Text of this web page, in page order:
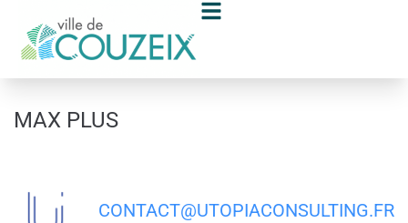
MAX PLUS
CONTACT@UTOPIACONSULTING.FR